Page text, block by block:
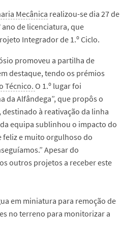
Mecânica realizou-se dia 27 de
ano de licenciatura, que
Integrador de 1.º Ciclo.
promoveu a partilha de
destaque, tendo os prémios
Técnico.O 1.º lugar foi
da Alfândega”, que propôs o
à reativação da linha
equipa sublinhou o impacto do
feliz e muito orgulhoso do
Apesar do
outros projetos a receber este
em miniatura para remoção de
no terreno para monitorizar a